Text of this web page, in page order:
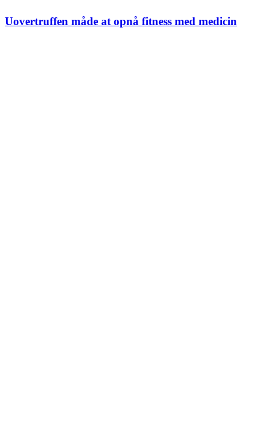
Uovertruffen måde at opnå fitness med medicin